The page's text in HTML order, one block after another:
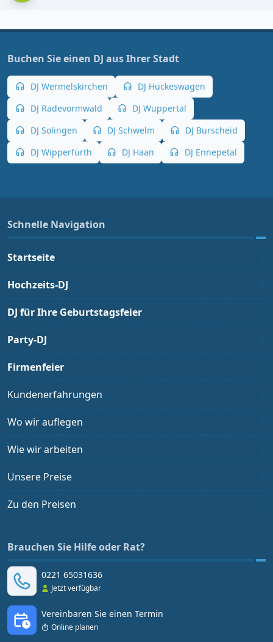
Buchen Sie einen DJ aus Ihrer Stadt
DJ Wermelskirchen
DJ Hückeswagen
DJ Radevormwald
DJ Wuppertal
DJ Solingen
DJ Schwelm
DJ Burscheid
DJ Wipperfürth
DJ Haan DJ Ennepetal
Schnelle Navigation
Startseite
Hochzeits-DJ
DJ für Ihre Geburtstagsfeier
Party-DJ
Firmenfeier
Kundenerfahrungen
Wo wir auflegen
Wie wir arbeiten
Unsere Preise
Zu den Preisen
Brauchen Sie Hilfe oder Rat?
0221 65031636
Jetzt verfügbar
Vereinbaren Sie einen Termin
Online planen